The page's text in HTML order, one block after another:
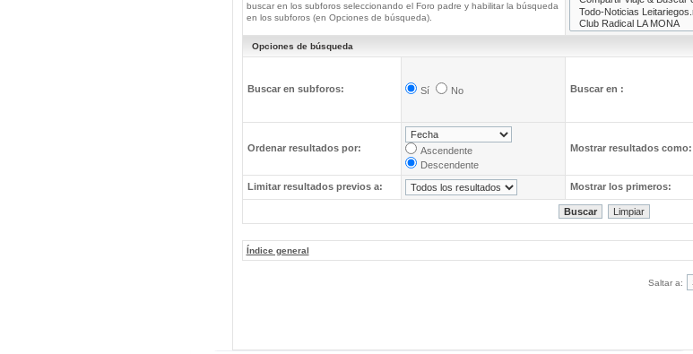
buscar en los subforos seleccionando el Foro padre y habilitar la búsqueda
en los subforos (en Opciones de búsqueda).
Opciones de búsqueda
Buscar en subforos: Sí No Buscar en :
Ordenar resultados por:
Ascendente
Descendente
Mostrar resultados como:
Limitar resultados previos a: Mostrar los primeros:
Índice general
Saltar a: